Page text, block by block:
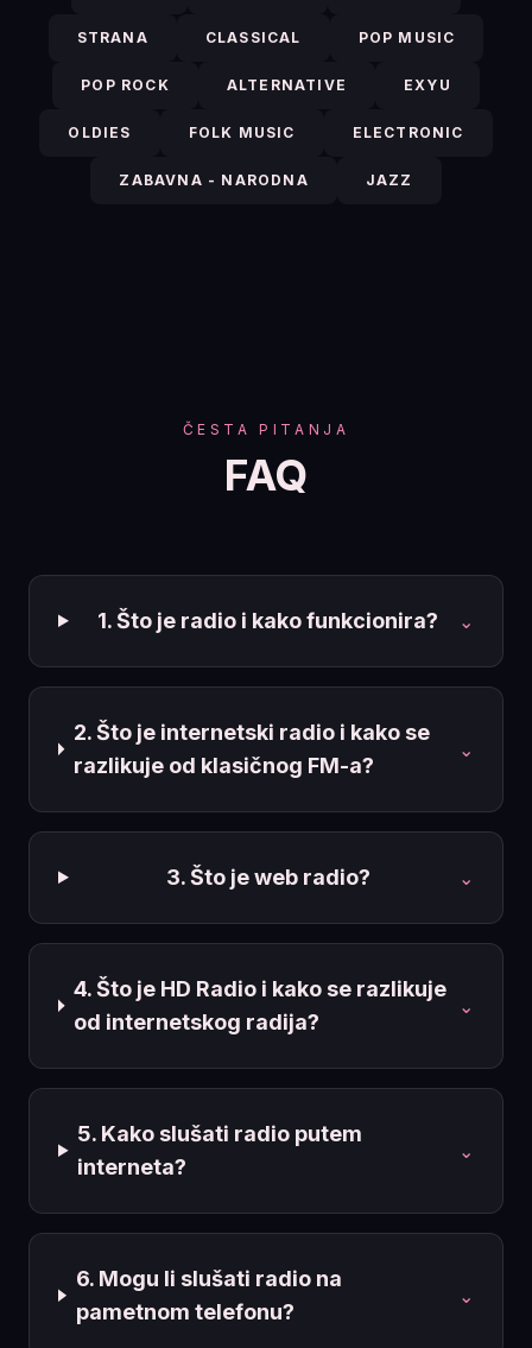
STRANA CLASSICAL POP MUSIC
POP ROCK ALTERNATIVE EXYU
OLDIES FOLK MUSIC ELECTRONIC
ZABAVNA - NARODNA JAZZ
ČESTA PITANJA
FAQ
1. Što je radio i kako funkcionira? ⌄
2. Što je internetski radio i kako se
razlikuje od klasičnog FM-a?
⌄
3. Što je web radio? ⌄
4. Što je HD Radio i kako se razlikuje
od internetskog radija?
⌄
5. Kako slušati radio putem
interneta?
⌄
6. Mogu li slušati radio na
pametnom telefonu?
⌄